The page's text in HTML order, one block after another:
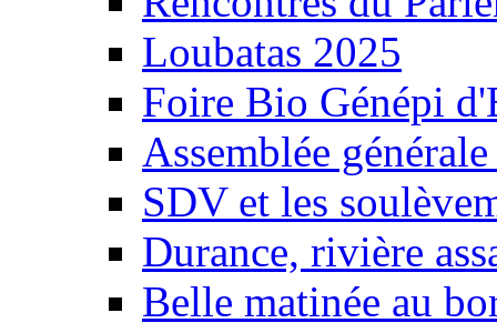
Loubatas 2025
Foire Bio Génépi
Assemblée
SDV et les
Durance, rivière
Belle matinée au